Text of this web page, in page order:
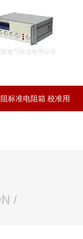
标准电阻箱 校准用
/